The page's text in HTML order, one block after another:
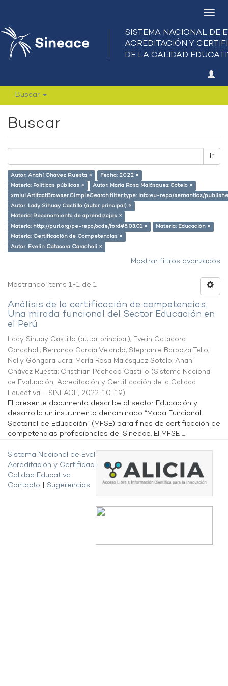
Buscar
Buscar
Ir
Autor: Anahí Chávez Ruesta ×
Fecha: 2022 ×
Materia: Políticas públicas ×
Autor: María Rosa Malásquez Sotelo ×
xmlui.ArtifactBrowser.SimpleSearch.filter.type: info:eu-repo/semantics/
Autor: Lady Sihuay Castillo (autor principal) ×
Materia: Reconomiento de aprendizajes ×
Materia: http://purl.org/pe-repo/ocde/ford#5.03.01 ×
Materia: Educación ×
Materia: Certificación de Competencias ×
Autor: Evelin Catacora Caracholi ×
Mostrar filtros avanzados
Mostrando ítems 1-1 de 1
Análisis de la certificación de competencias:
Una mirada funcional del Sector Educación en
el Perú
Lady Sihuay Castillo (autor principal); Evelin Catacora
Caracholi; Bernardo García Velando; Stephanie Barboza Tello;
Nelly Góngora Jara; María Rosa Malásquez Sotelo; Anahí
Chávez Ruesta; Cristhian Pacheco Castillo (Sistema Nacional
de Evaluación, Acreditación y Certificación de la Calidad
Educativa - SINEACE, 2022-10-19)
El presente documento describe al sector Educación y
desarrolla un instrumento denominado “Mapa Funcional
Sectorial de Educación” (MFSE) para fines de certificación de
competencias profesionales del Sineace. El MFSE ...
Sistema Nacional de Evaluación,
Acreditación y Certificación de la
Calidad Educativa
Contacto
Sugerencias